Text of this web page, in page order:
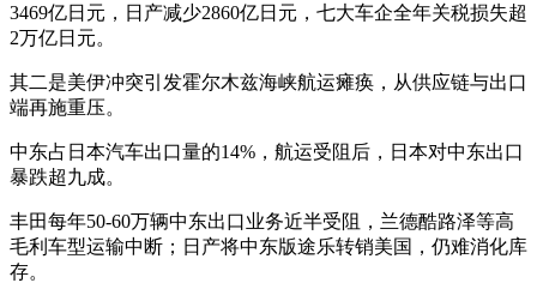
3469亿日元，日产减少2860亿日元，七大车企全年关税损失超
2万亿日元。
其二是美伊冲突引发霍尔木兹海峡航运瘫痪，从供应链与出口
端再施重压。
中东占日本汽车出口量的14%，航运受阻后，日本对中东出口
暴跌超九成。
丰田每年50-60万辆中东出口业务近半受阻，兰德酷路泽等高
毛利车型运输中断；日产将中东版途乐转销美国，仍难消化库
存。